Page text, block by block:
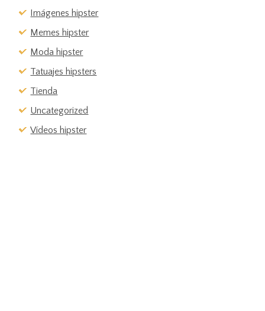
Imágenes hipster
Memes hipster
Moda hipster
Tatuajes hipsters
Tienda
Uncategorized
Vídeos hipster